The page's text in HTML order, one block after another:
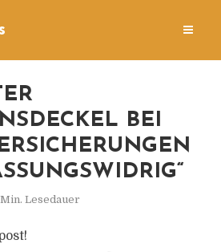
BEI
Lesedauer